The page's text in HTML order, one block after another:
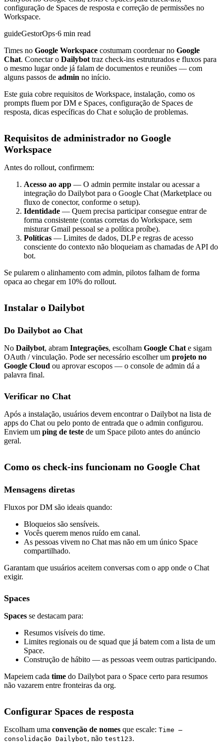
configuração de Spaces de resposta e correção de permissões no
Workspace.
guideGestorOps·6 min read
Times no Google Workspace costumam coordenar no Google
Chat. Conectar o Dailybottraz check-ins estruturados e fluxos para
o mesmo lugar onde já falam de documentos e reuniões — com
alguns passos de admin no início.
Este guia cobre requisitos de Workspace, instalação, como os
prompts fluem por DM e Spaces, configuração de Spaces de
resposta, dicas específicas do Chat e solução de problemas.
Requisitos de administrador no Google
Workspace
Antes do rollout, confirmem:
Acesso ao app — O admin permite instalar ou acessar a
integração do Dailybot para o Google Chat (Marketplace ou
fluxo de conector, conforme o setup).
Identidade — Quem precisa participar consegue entrar de
forma consistente (contas corretas do Workspace, sem
misturar Gmail pessoal se a política proíbe).
Políticas — Limites de dados, DLP e regras de acesso
consciente do contexto não bloqueiam as chamadas de API do
bot.
Se pularem o alinhamento com admin, pilotos falham de forma
opaca ao chegar em 10% do rollout.
Instalar o Dailybot
Do Dailybot ao Chat
No Dailybot, abram Integrações, escolham Google Chate sigam
OAuth / vinculação. Pode ser necessário escolher um projeto no
Google Cloud ou aprovar escopos — o console de admin dá a
palavra final.
Verificar no Chat
Após a instalação, usuários devem encontrar o Dailybot na lista de
apps do Chat ou pelo ponto de entrada que o admin configurou.
Enviem um ping de teste de um Space piloto antes do anúncio
geral.
Como os check-ins funcionam no Google Chat
Mensagens diretas
Fluxos por DM são ideais quando:
Bloqueios são sensíveis.
Vocês querem menos ruído em canal.
As pessoas vivem no Chat mas não em um único Space
compartilhado.
Garantam que usuários aceitem conversas com o app onde o Chat
exigir.
Spaces
Spaces se destacam para:
Resumos visíveis do time.
Limites regionais ou de squad que já batem com a lista de um
Space.
Construção de hábito — as pessoas veem outras participando.
Mapeiem cada time do Dailybot para o Space certo para resumos
não vazarem entre fronteiras da org.
Configurar Spaces de resposta
Escolham uma convenção de nomes que escale: Time –
consolidação Dailybot, não test123.